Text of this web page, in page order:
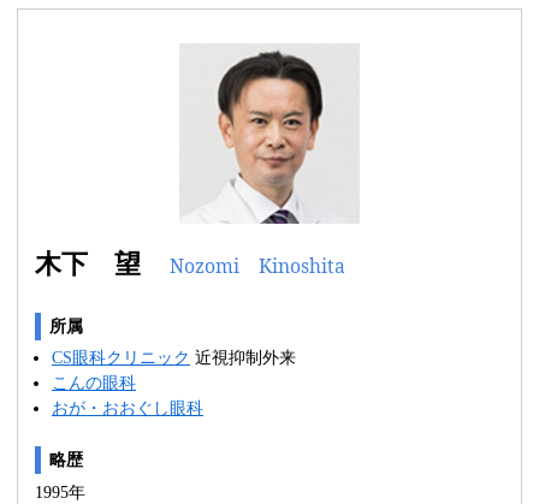
木下 望 Nozomi Kinoshita
所属
CS眼科クリニック 近視抑制外来
こんの眼科
おが・おおぐし眼科
略歴
1995年